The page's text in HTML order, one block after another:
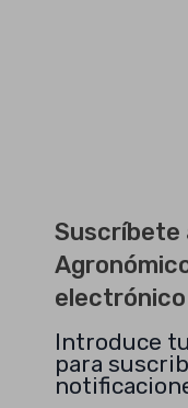
Suscríbete
electrónico
Introduce
para